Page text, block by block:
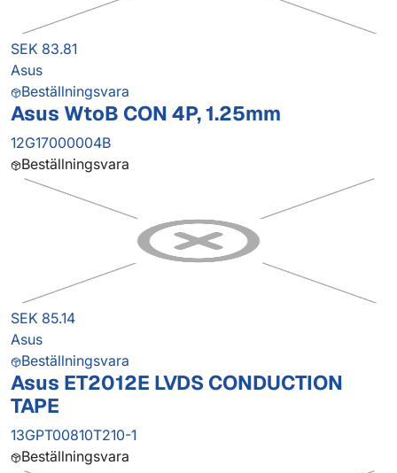
SEK 83.81
Asus
Beställningsvara
Asus WtoB CON 4P, 1.25mm
12G17000004B
Beställningsvara
SEK 85.14
Asus
Beställningsvara
Asus ET2012E LVDS CONDUCTION
TAPE
13GPT00810T210-1
Beställningsvara